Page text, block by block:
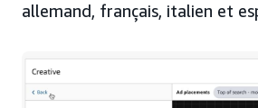
allemand, français, italien et